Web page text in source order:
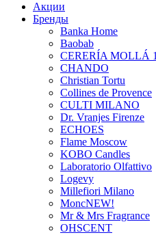
Акции
Бренды
Banka Home
Baobab
CERERÍA MOLLÁ
CHANDO
Christian Tortu
Collines de Provence
CULTI MILANO
Dr. Vranjes Firenze
ECHOES
Flame Moscow
KOBO Candles
Laboratorio Olfattivo
Logevy
Millefiori Milano
MoncNEW!
Mr & Mrs Fragrance
OHSCENT